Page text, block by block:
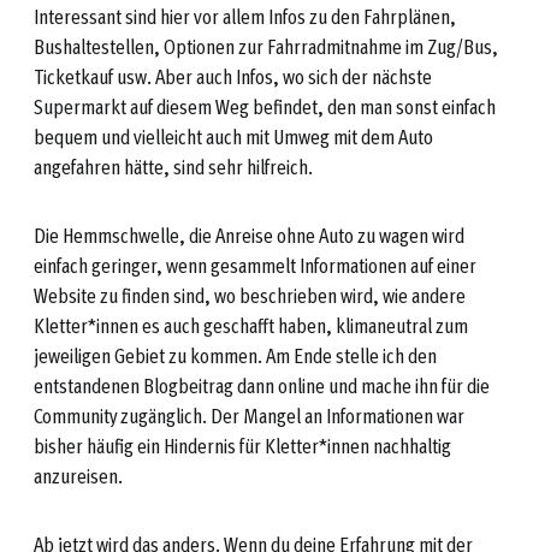
Interessant sind hier vor allem Infos zu den Fahrplänen,
Bushaltestellen, Optionen zur Fahrradmitnahme im Zug/Bus,
Ticketkauf usw. Aber auch Infos, wo sich der nächste
Supermarkt auf diesem Weg befindet, den man sonst einfach
bequem und vielleicht auch mit Umweg mit dem Auto
angefahren hätte, sind sehr hilfreich.
Die Hemmschwelle, die Anreise ohne Auto zu wagen wird
einfach geringer, wenn gesammelt Informationen auf einer
Website zu finden sind, wo beschrieben wird, wie andere
Kletter*innen es auch geschafft haben, klimaneutral zum
jeweiligen Gebiet zu kommen. Am Ende stelle ich den
entstandenen Blogbeitrag dann online und mache ihn für die
Community zugänglich. Der Mangel an Informationen war
bisher häufig ein Hindernis für Kletter*innen nachhaltig
anzureisen.
Ab jetzt wird das anders. Wenn du deine Erfahrung mit der